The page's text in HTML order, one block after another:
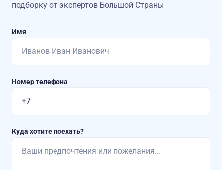
подборку от экспертов Большой Страны
Имя
Номер телефона
Куда хотите поехать?